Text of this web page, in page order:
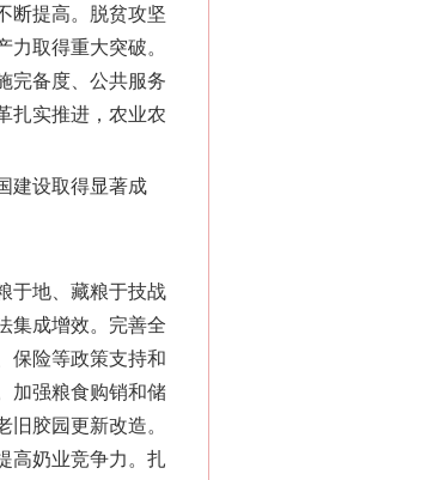
断提高。脱贫攻坚
取得重大突破。
完备度、公共服务
扎实推进，农业农
建设取得显著成
于地、藏粮于技战
集成增效。完善全
保险等政策支持和
加强粮食购销和储
胶园更新改造。
高奶业竞争力。扎